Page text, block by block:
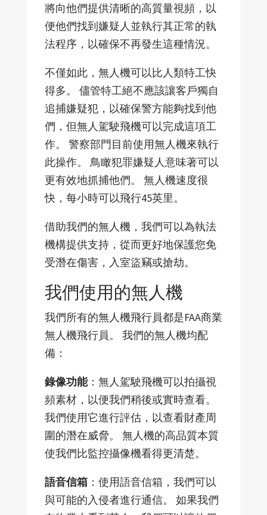
將向他們提供清晰的高質量視頻，以
便他們找到嫌疑人並執行其正常的執
法程序，以確保不再發生這種情況。
不僅如此，無人機可以比人類特工快
得多。 儘管特工絕不應該讓客戶獨自
追捕嫌疑犯，以確保警方能夠找到他
們，但無人駕駛飛機可以完成這項工
作。 警察部門目前使用無人機來執行
此操作。 鳥瞰犯罪嫌疑人意味著可以
更有效地抓捕他們。 無人機速度很
快，每小時可以飛行45英里。
借助我們的無人機，我們可以為執法
機構提供支持，從而更好地保護您免
受潛在傷害，入室盜竊或搶劫。
我們使用的無人機
我們所有的無人機飛行員都是FAA商業
無人機飛行員。 我們的無人機均配
備：
錄像功能：無人駕駛飛機可以拍攝視
頻素材，以便我們稍後或實時查看。
我們使用它進行評估，以查看財產周
圍的潛在威脅。 無人機的高品質本質
使我們比監控攝像機看得更清楚。
語音信箱：使用語音信箱，我們可以
與可能的入侵者進行通信。 如果我們